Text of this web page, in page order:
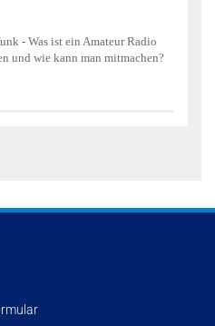
- Was ist ein Amateur Radio
und wie kann man mitmachen?